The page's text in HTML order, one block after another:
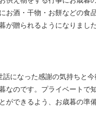
お酒・干物・お餅などの
贈られるようになりました
になった感謝の気持ちと
なのです。プライベートで
ができるよう、お歳暮の準